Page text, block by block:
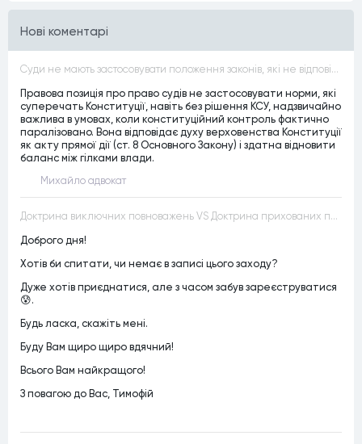
Нові коментарі
Суди не мають застосовувати положення законів, які не відповідають Конституції, незалежно від того, чи визнавалися вони Конституційним Судом України неконституційними, тобто закони, що суперечать Конституції України не можуть застосовуватися навіть у випадках, коли вони є чинними
Правова позиція про право судів не застосовувати норми, які
суперечать Конституції, навіть без рішення КСУ, надзвичайно
важлива в умовах, коли конституційний контроль фактично
паралізовано. Вона відповідає духу верховенства Конституції
як акту прямої дії (ст. 8 Основного Закону) і здатна відновити
баланс між гілками влади.
Михайло адвокат
Доктрина виключних повноважень VS Доктрина прихованих повноважень
Доброго дня!
Хотів би спитати, чи немає в записі цього заходу?
Дуже хотів приєднатися, але з часом забув зареєструватися
😰.
Будь ласка, скажіть мені.
Буду Вам щиро щиро вдячний!
Всього Вам найкращого!
З повагою до Вас, Тимофій